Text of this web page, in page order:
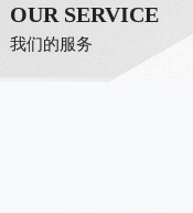
OUR SERVICE
我们的服务